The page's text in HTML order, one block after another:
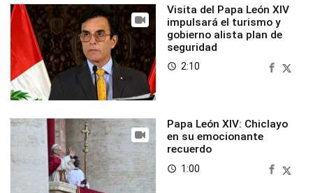
Visita del Papa León XIV
impulsará el turismo y
gobierno alista plan de
seguridad
access_time 2:10
Papa León XIV: Chiclayo
en su emocionante
recuerdo
access_time 1:00